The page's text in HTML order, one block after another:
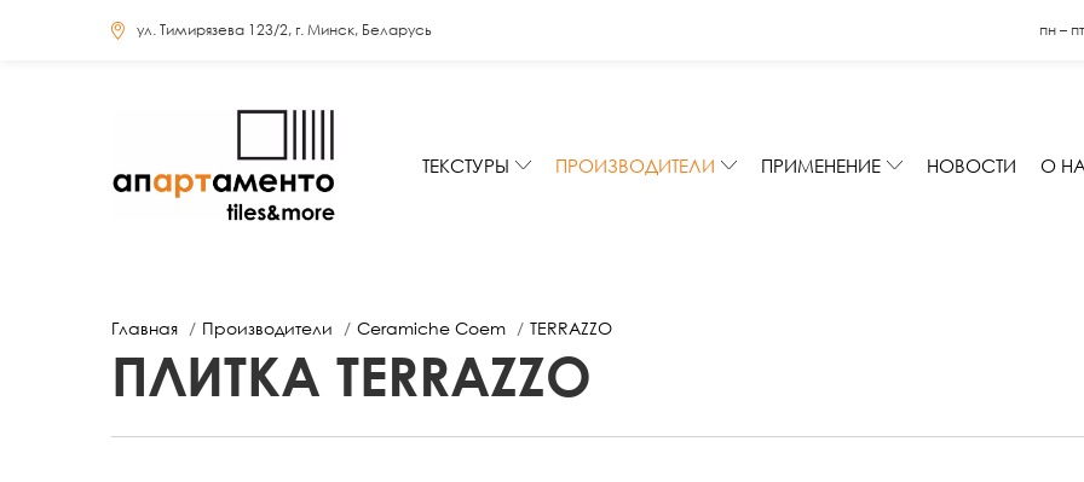
ул. Тимирязева 123/2, г. Минск, Беларусь пн –
ТЕКСТУРЫ ПРОИЗВОДИТЕЛИ ПРИМЕНЕНИЕ НОВОСТИ О
Главная Производители Ceramiche Coem TERRAZZO
ПЛИТКА TERRAZZO